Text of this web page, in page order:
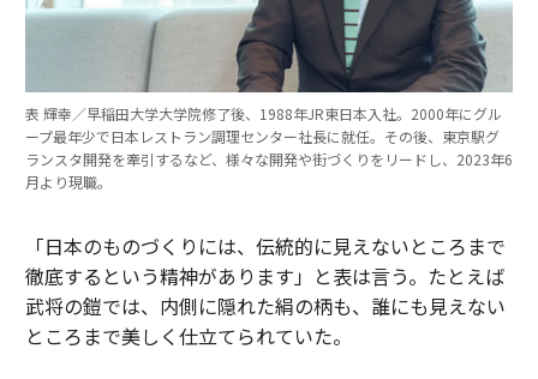
表 輝幸／早稲田大学大学院修了後、1988年JR東日本入社。2000年にグル
ープ最年少で日本レストラン調理センター社長に就任。その後、東京駅グ
ランスタ開発を牽引するなど、様々な開発や街づくりをリードし、2023年6
月より現職。
「日本のものづくりには、伝統的に見えないところまで
徹底するという精神があります」と表は言う。たとえば
武将の鎧では、内側に隠れた絹の柄も、誰にも見えない
ところまで美しく仕立てられていた。